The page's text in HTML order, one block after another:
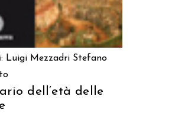
Luigi Mezzadri Stefano
dell’età delle